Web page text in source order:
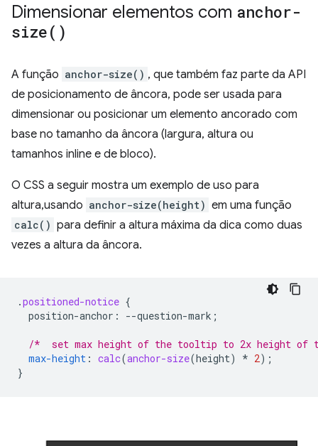
Dimensionar elementos com anchor-
size( )
A função anchor-size() , que também faz parte da API
de posicionamento de âncora, pode ser usada para
dimensionar ou posicionar um elemento ancorado com
base no tamanho da âncora (largura, altura ou
tamanhos inline e de bloco).
O CSS a seguir mostra um exemplo de uso para
altura,usando anchor-size(height) em uma função
calc() para definir a altura máxima da dica como duas
vezes a altura da âncora.
.positioned-notice {
position-anchor : --question-mark ;
/*  set max height of the tooltip to 2x height of
max-height : calc(anchor-size(height) * 2);
}